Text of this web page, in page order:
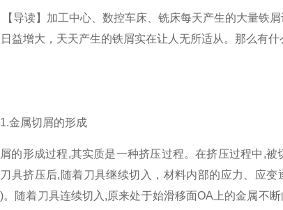
【导读】加工中心、数控车床、铣床每天产生的大量铁屑
日益增大，天天产生的铁屑实在让人无所适从。那么有
1.金属切屑的形成
的形成过程,其实质是一种挤压过程。在挤压过程中,
具挤压后,随着刀具继续切入，材料内部的应力、应
。随着刀具连续切入,原来处于始滑移面OA上的金属不